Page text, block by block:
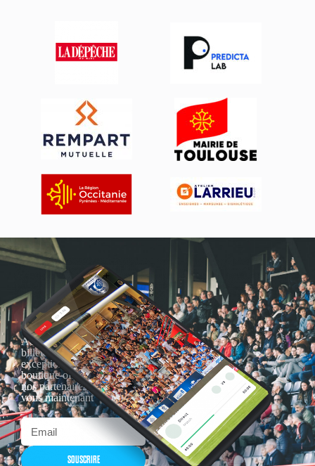
Actualités, nouveautés,
billetterie, remises
exceptionnelles dans la
boutique officielles & chez
nos partenaires… Inscrivez-
vous maintenant
SOUSCRIRE